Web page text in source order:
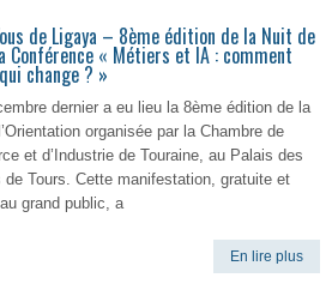
de Ligaya – 8ème édition de la Nuit de
Conférence « Métiers et IA : comment
change ? »
dernier a eu lieu la 8ème édition de la
organisée par la Chambre de
et d’Industrie de Touraine, au Palais des
de Tours. Cette manifestation, gratuite et
grand public, a
En lire plus